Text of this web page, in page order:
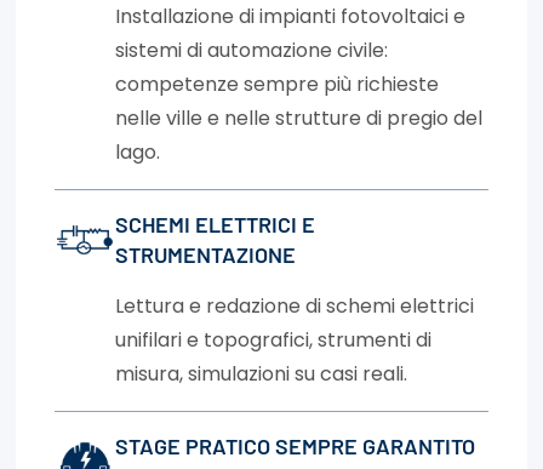
Installazione di impianti fotovoltaici e
sistemi di automazione civile:
competenze sempre più richieste
nelle ville e nelle strutture di pregio del
lago.
SCHEMI ELETTRICI E
STRUMENTAZIONE
Lettura e redazione di schemi elettrici
unifilari e topografici, strumenti di
misura, simulazioni su casi reali.
STAGE PRATICO SEMPRE GARANTITO